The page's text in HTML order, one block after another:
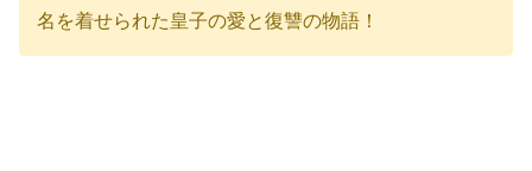
名を着せられた皇子の愛と復讐の物語！